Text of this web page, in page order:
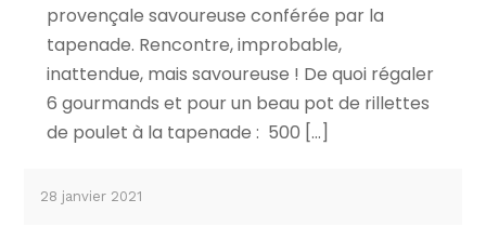
provençale savoureuse conférée par la
tapenade. Rencontre, improbable,
inattendue, mais savoureuse ! De quoi régaler
6 gourmands et pour un beau pot de rillettes
de poulet à la tapenade : 500 […]
28 janvier 2021